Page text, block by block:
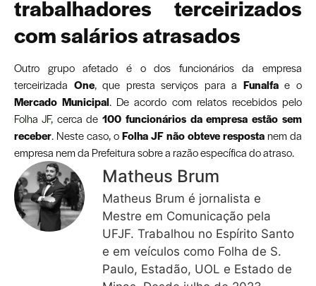
trabalhadores terceirizados
com salários atrasados
Outro grupo afetado é o dos funcionários da empresa
terceirizada One, que presta serviços para a Funalfae o
Mercado Municipal. De acordo com relatos recebidos pelo
Folha JF, cerca de100 funcionários da empresa estão sem
receber. Neste caso, oFolha JFnão obteve resposta nem da
empresa nem da Prefeitura sobre a razão específica do atraso.
Matheus Brum
Matheus Brum é jornalista e
Mestre em Comunicação pela
UFJF. Trabalhou no Espírito Santo
e em veículos como Folha de S.
Paulo, Estadão, UOL e Estado de